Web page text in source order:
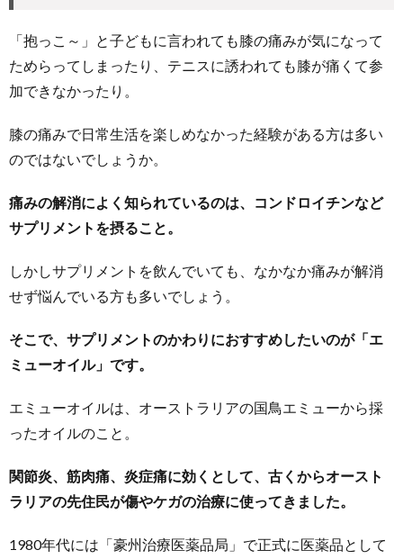
「抱っこ～」と子どもに言われても膝の痛みが気になって
ためらってしまったり、テニスに誘われても膝が痛くて参
加できなかったり。
膝の痛みで日常生活を楽しめなかった経験がある方は多い
のではないでしょうか。
痛みの解消によく知られているのは、コンドロイチンなど
サプリメントを摂ること。
しかしサプリメントを飲んでいても、なかなか痛みが解消
せず悩んでいる方も多いでしょう。
そこで、サプリメントのかわりにおすすめしたいのが「エ
ミューオイル」です。
エミューオイルは、オーストラリアの国鳥エミューから採
ったオイルのこと。
関節炎、筋肉痛、炎症痛に効くとして、古くからオースト
ラリアの先住民が傷やケガの治療に使ってきました。
1980年代には「豪州治療医薬品局」で正式に医薬品として